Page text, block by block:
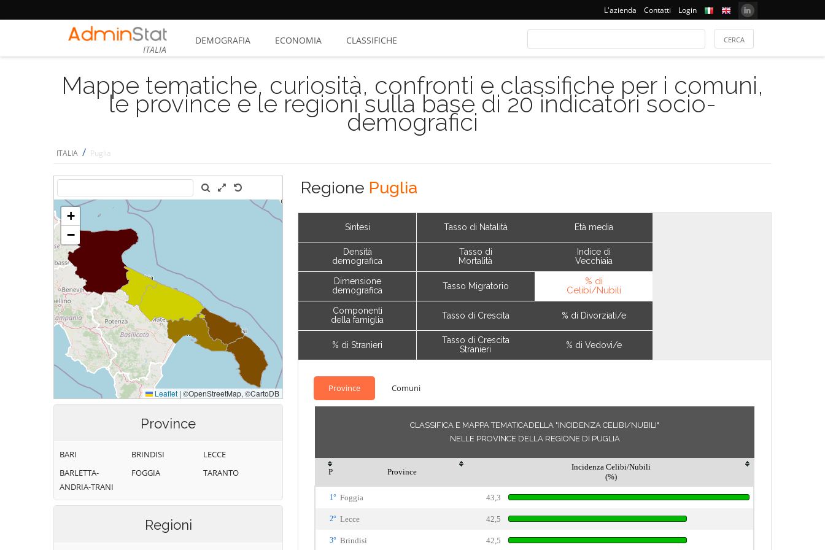
L'azienda Contatti Login
ITALIA
DEMOGRAFIA ECONOMIA CLASSIFICHE
Mappe tematiche, curiosità, confronti e classifiche per i comuni,
le province e le regioni sulla base di 20 indicatori socio-
demografici
ITALIA / Puglia
Province
BARI
BARLETTA-
ANDRIA-TRANI
BRINDISI
FOGGIA
LECCE
TARANTO
Regioni
Regione Puglia
Sintesi
Densità
demografica
Dimensione
demografica
Componenti
della famiglia
% di Stranieri
Tasso di Natalità
Tasso di
Mortalità
Tasso Migratorio
Tasso di Crescita
Tasso di Crescita
Stranieri
Età media
Indice di
Vecchiaia
% di
Celibi/Nubili
% di Divorziati/e
% di Vedovi/e
Province Comuni
CLASSIFICA E MAPPA TEMATICADELLA "INCIDENZA CELIBI/NUBILI"
NELLE PROVINCE DELLA REGIONE DI PUGLIA
P Province
Incidenza Celibi/Nubili
(%)
1° Foggia 43,3
2° Lecce 42,5
3° Brindisi 42,5